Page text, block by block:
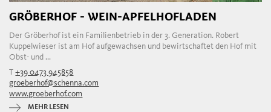
GRÖBERHOF - WEIN-APFELHOFLADEN
Der Gröberhof ist ein Familienbetrieb in der 3. Generation. Robert
Kuppelwieser ist am Hof aufgewachsen und bewirtschaftet den Hof mit
Obst- und ...
T+39 0473 945858
groeberhof@schenna.com
www.groeberhof.com
MEHR LESEN